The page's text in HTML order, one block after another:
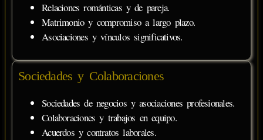
Relaciones románticas y de pareja.
Matrimonio y compromiso a largo plazo.
Asociaciones y vínculos significativos.
Sociedades y Colaboraciones
Sociedades de negocios y asociaciones profesionales.
Colaboraciones y trabajos en equipo.
Acuerdos y contratos laborales.